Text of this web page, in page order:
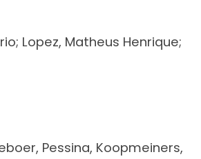
Lopez, Matheus Henrique;
Pessina, Koopmeiners,